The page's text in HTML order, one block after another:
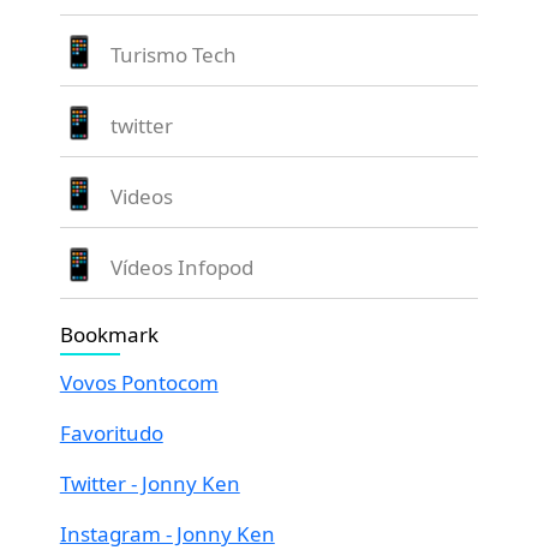
Turismo Tech
twitter
Videos
Vídeos Infopod
Bookmark
Vovos Pontocom
Favoritudo
Twitter - Jonny Ken
Instagram - Jonny Ken